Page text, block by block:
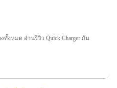
ทั้งหมด อ่านรีวิว Quick Charger กัน